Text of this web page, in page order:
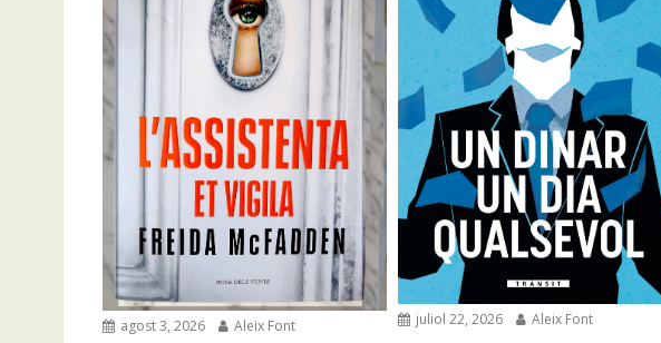
agost 3, 2026 Aleix Font juliol 22, 2026 Aleix Font